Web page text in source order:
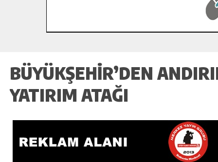
BÜYÜKŞEHIR’DEN
YATIRIM ATAĞI